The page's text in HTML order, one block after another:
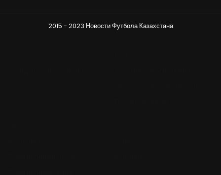
2015 - 2023 Новости Футбола Казахстана